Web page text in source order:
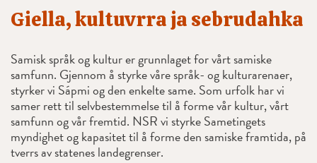
Giella, kultuvrra ja sebrudahka
Samisk språk og kultur er grunnlaget for vårt samiske
samfunn. Gjennom å styrke våre språk- og kulturarenaer,
styrker vi Sápmi og den enkelte same. Som urfolk har vi
samer rett til selvbestemmelse til å forme vår kultur, vårt
samfunn og vår fremtid. NSR vi styrke Sametingets
myndighet og kapasitet til å forme den samiske framtida, på
tverrs av statenes landegrenser.